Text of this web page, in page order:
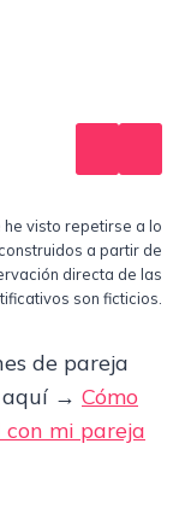
visto repetirse a lo
a partir de
directa de las
son ficticios.
de pareja
aquí → Cómo
mi pareja